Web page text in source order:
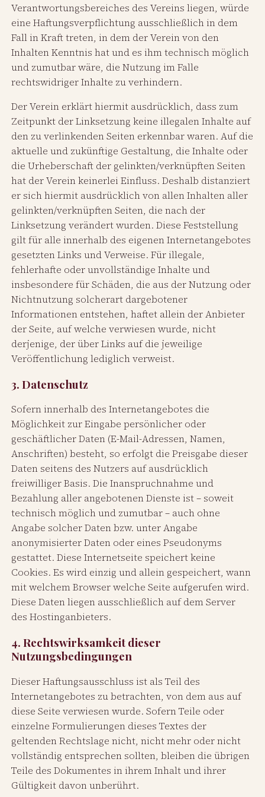
Verantwortungsbereiches des Vereins liegen, würde
eine Haftungsverpflichtung ausschließlich in dem
Fall in Kraft treten, in dem der Verein von den
Inhalten Kenntnis hat und es ihm technisch möglich
und zumutbar wäre, die Nutzung im Falle
rechtswidriger Inhalte zu verhindern.
Der Verein erklärt hiermit ausdrücklich, dass zum
Zeitpunkt der Linksetzung keine illegalen Inhalte auf
den zu verlinkenden Seiten erkennbar waren. Auf die
aktuelle und zukünftige Gestaltung, die Inhalte oder
die Urheberschaft der gelinkten/verknüpften Seiten
hat der Verein keinerlei Einfluss. Deshalb distanziert
er sich hiermit ausdrücklich von allen Inhalten aller
gelinkten/verknüpften Seiten, die nach der
Linksetzung verändert wurden. Diese Feststellung
gilt für alle innerhalb des eigenen Internetangebotes
gesetzten Links und Verweise. Für illegale,
fehlerhafte oder unvollständige Inhalte und
insbesondere für Schäden, die aus der Nutzung oder
Nichtnutzung solcherart dargebotener
Informationen entstehen, haftet allein der Anbieter
der Seite, auf welche verwiesen wurde, nicht
derjenige, der über Links auf die jeweilige
Veröffentlichung lediglich verweist.
3. Datenschutz
Sofern innerhalb des Internetangebotes die
Möglichkeit zur Eingabe persönlicher oder
geschäftlicher Daten (E-Mail-Adressen, Namen,
Anschriften) besteht, so erfolgt die Preisgabe dieser
Daten seitens des Nutzers auf ausdrücklich
freiwilliger Basis. Die Inanspruchnahme und
Bezahlung aller angebotenen Dienste ist – soweit
technisch möglich und zumutbar – auch ohne
Angabe solcher Daten bzw. unter Angabe
anonymisierter Daten oder eines Pseudonyms
gestattet. Diese Internetseite speichert keine
Cookies. Es wird einzig und allein gespeichert, wann
mit welchem Browser welche Seite aufgerufen wird.
Diese Daten liegen ausschließlich auf dem Server
des Hostinganbieters.
4. Rechtswirksamkeit dieser
Nutzungsbedingungen
Dieser Haftungsausschluss ist als Teil des
Internetangebotes zu betrachten, von dem aus auf
diese Seite verwiesen wurde. Sofern Teile oder
einzelne Formulierungen dieses Textes der
geltenden Rechtslage nicht, nicht mehr oder nicht
vollständig entsprechen sollten, bleiben die übrigen
Teile des Dokumentes in ihrem Inhalt und ihrer
Gültigkeit davon unberührt.